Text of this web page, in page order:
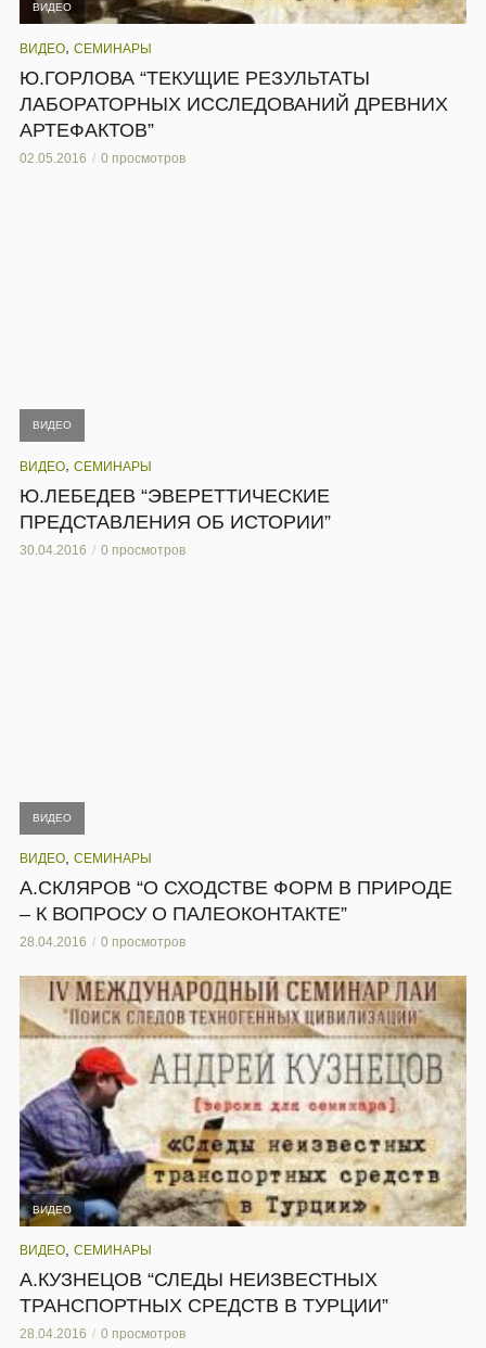
ВИДЕО
ВИДЕО, СЕМИНАРЫ
Ю.ГОРЛОВА “ТЕКУЩИЕ РЕЗУЛЬТАТЫ
ЛАБОРАТОРНЫХ ИССЛЕДОВАНИЙ ДРЕВНИХ
АРТЕФАКТОВ”
02.05.2016 0 просмотров
ВИДЕО
ВИДЕО, СЕМИНАРЫ
Ю.ЛЕБЕДЕВ “ЭВЕРЕТТИЧЕСКИЕ
ПРЕДСТАВЛЕНИЯ ОБ ИСТОРИИ”
30.04.2016 0 просмотров
ВИДЕО
ВИДЕО СЕМИНАРЫ
А.СКЛЯРОВ “О СХОДСТВЕ ФОРМ В ПРИРОДЕ
– К ВОПРОСУ О ПАЛЕОКОНТАКТЕ”
28.04.2016 0 просмотров
ВИДЕО
ВИДЕО СЕМИНАРЫ
А.КУЗНЕЦОВ “СЛЕДЫ НЕИЗВЕСТНЫХ
ТРАНСПОРТНЫХ СРЕДСТВ В ТУРЦИИ”
28.04.2016 0 просмотров